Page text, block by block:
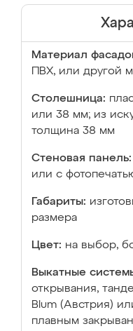
Материал
ПВХ, или другой
Столешница:
или 38 мм; из
толщина 38 мм
Стеновая панель:
или с
Габариты:
размера
Цвет: на выбор,
Выкатные
открывания,
Blum (Австрия)
плавным